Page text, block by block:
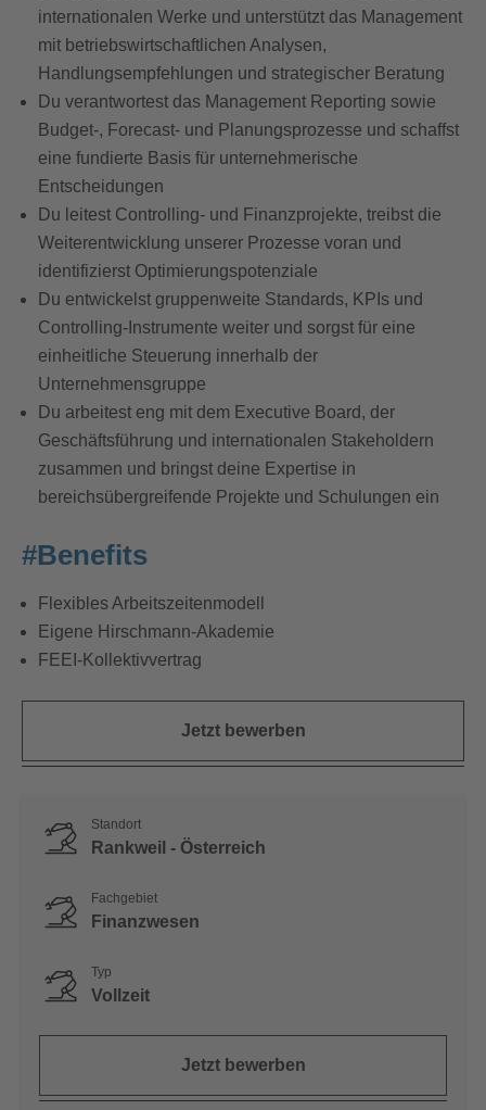
internationalen Werke und unterstützt das Management
mit betriebswirtschaftlichen Analysen,
Handlungsempfehlungen und strategischer Beratung
Du verantwortest das Management Reporting sowie
Budget-, Forecast- und Planungsprozesse und schaffst
eine fundierte Basis für unternehmerische
Entscheidungen
Du leitest Controlling- und Finanzprojekte, treibst die
Weiterentwicklung unserer Prozesse voran und
identifizierst Optimierungspotenziale
Du entwickelst gruppenweite Standards, KPIs und
Controlling-Instrumente weiter und sorgst für eine
einheitliche Steuerung innerhalb der
Unternehmensgruppe
Du arbeitest eng mit dem Executive Board, der
Geschäftsführung und internationalen Stakeholdern
zusammen und bringst deine Expertise in
bereichsübergreifende Projekte und Schulungen ein
#Benefits
Flexibles Arbeitszeitenmodell
Eigene Hirschmann-Akademie
FEEI-Kollektivvertrag
Jetzt bewerben
Standort
Rankweil - Österreich
Fachgebiet
Finanzwesen
Typ
Vollzeit
Jetzt bewerben